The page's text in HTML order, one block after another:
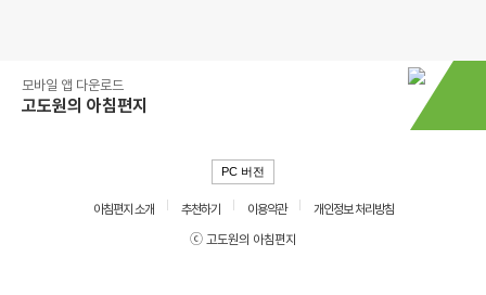
모바일 앱 다운로드
고도원의 아침편지
PC 버전
아침편지 소개 추천하기 이용약관
개인정보 처리방침
ⓒ 고도원의 아침편지